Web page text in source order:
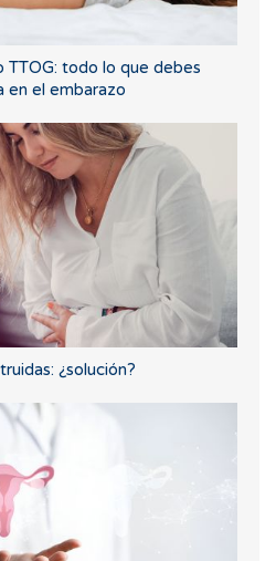
TTOG: todo lo que debes
en el embarazo
¿solución?